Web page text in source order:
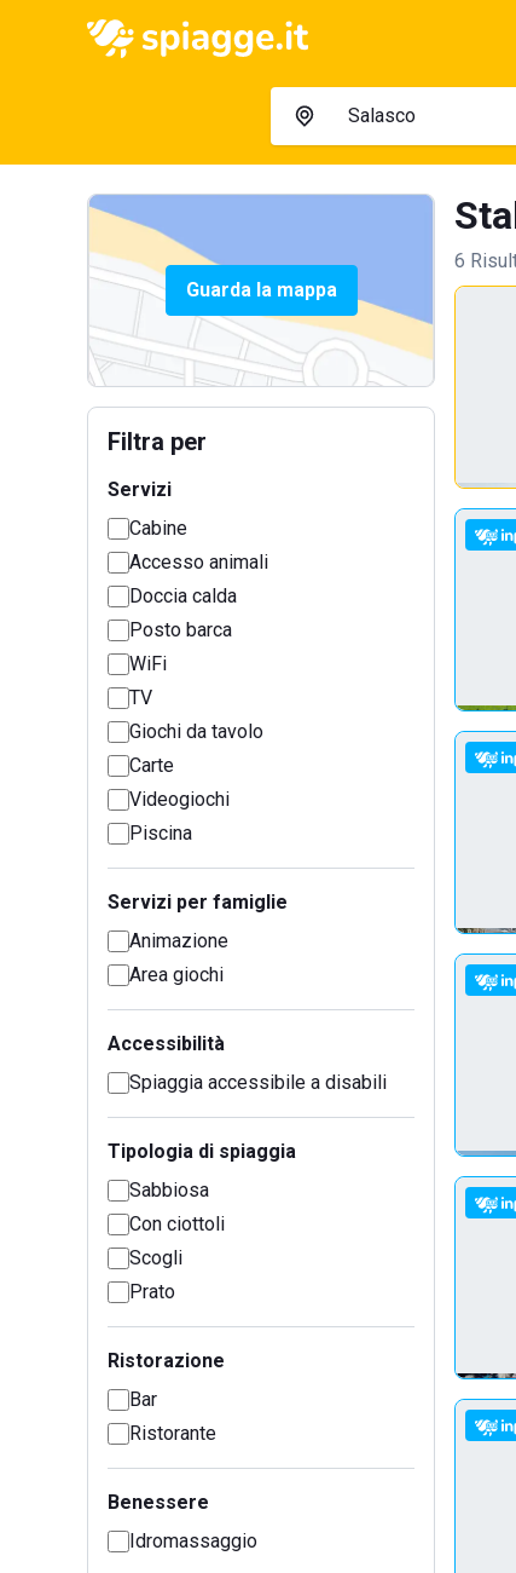
Guarda la mappa
Filtra per
Servizi
Cabine
Accesso animali
Doccia calda
Posto barca
WiFi
TV
Giochi da tavolo
Carte
Videogiochi
Piscina
Servizi per famiglie
Animazione
Area giochi
Accessibilità
Spiaggia accessibile a disabili
Tipologia di spiaggia
Sabbiosa
Con ciottoli
Scogli
Prato
Ristorazione
Bar
Ristorante
Benessere
Idromassaggio
6